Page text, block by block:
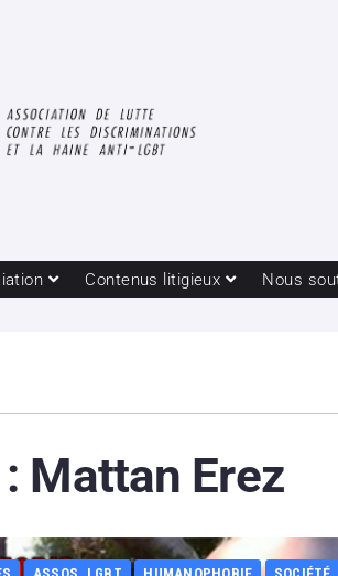
Contenus litigieux Nous
Mattan Erez